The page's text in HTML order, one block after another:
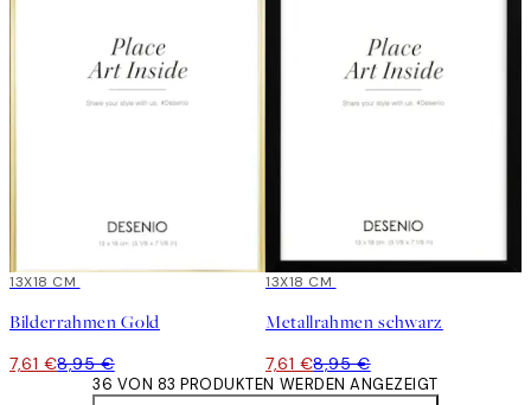
15%*
13X18 CM
Bilderrahmen Gold
7,61 €8,95 €
15%*
13X18 CM
Metallrahmen schwarz
7,61 €8,95 €
36 VON 83 PRODUKTEN WERDEN ANGEZEIGT